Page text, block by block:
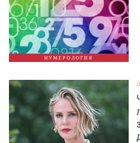
НУМЕРОЛОГИЯ